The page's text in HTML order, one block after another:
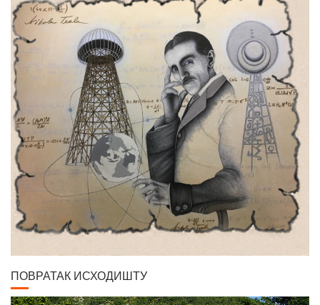
ПОВРАТАК ИСХОДИШТУ